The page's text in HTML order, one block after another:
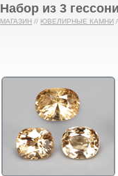
Набор из 3
МАГАЗИН // ЮВЕЛИРНЫЕ КАМНИ